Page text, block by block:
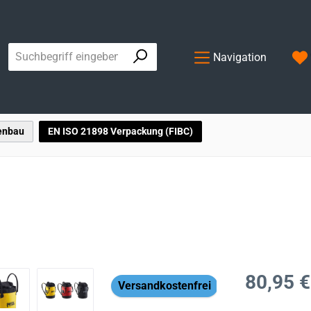
Navigation
EN ISO 21898 Verpackung (FIBC)
Versandkostenfrei
Regulärer
80,95 €